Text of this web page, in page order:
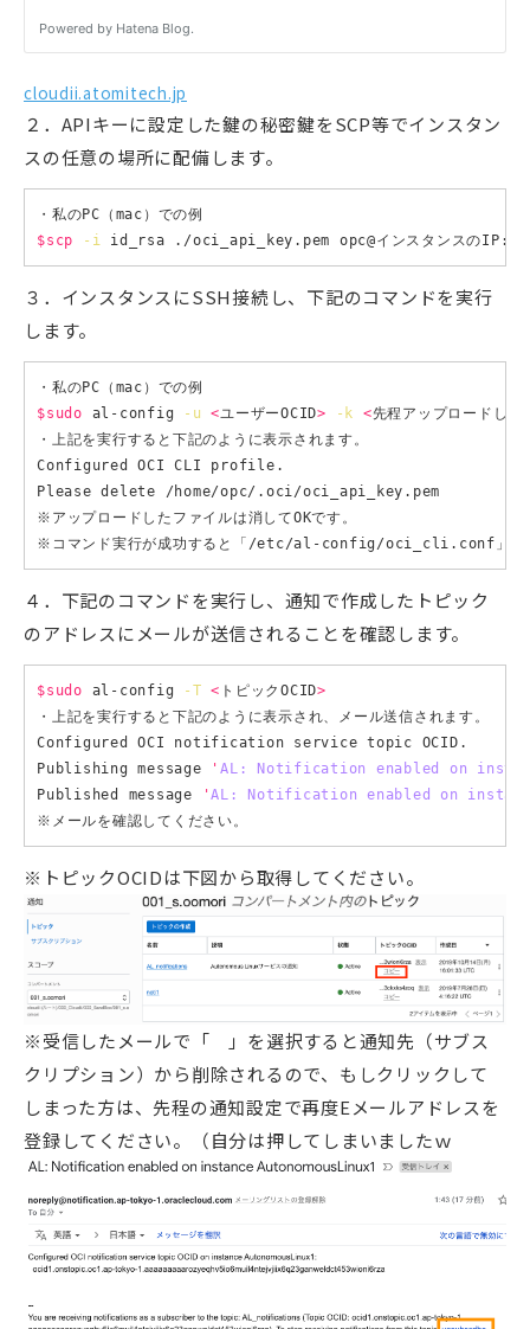
cloudii.atomitech.jp
２．APIキーに設定した鍵の秘密鍵をSCP等でインスタン
スの任意の場所に配備します。
$scp
-i
３．インスタンスにSSH接続し、下記のコマンドを実行
します。
$sudo al-config -u <ユーザーOCID> -k <先程アップロードした
・上記を実行すると下記のように表示されます。
Configured OCI CLI profile.
Please delete /home/opc/.oci/oci_api_key.pem
※アップロードしたファイルは消してOKです。
４．下記のコマンドを実行し、通知で作成したトピック
のアドレスにメールが送信されることを確認します。
$sudo al-config -T < トピックOCID>
・上記を実行すると下記のように表示され、メール送信されます。
Configured OCI notification service topic OCID.
Publishing message
' AL: Notification enabled on
Published message
'AL: Notification enabled on
※トピックOCIDは下図から取得してください。
※受信したメールで「 」を選択すると通知先（サブス
クリプション）から削除されるので、もしクリックして
しまった方は、先程の通知設定で再度Eメールアドレスを
登録してください。（自分は押してしまいましたｗ